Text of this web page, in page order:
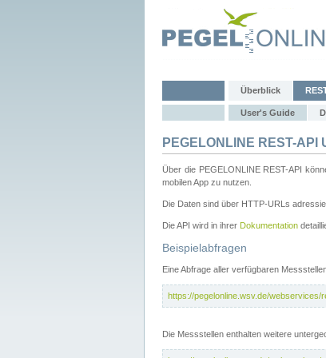
Überblick
User's Guide
PEGELONLINE REST-API
Über die PEGELONLINE REST-API
mobilen App zu nutzen.
Die Daten sind über HTTP-URLs
Die API wird in ihrer Dokumentation
Beispielabfragen
Eine Abfrage aller verfügbaren
https://pegelonline.wsv.de/webservices/
Die Messstellen enthalten weitere